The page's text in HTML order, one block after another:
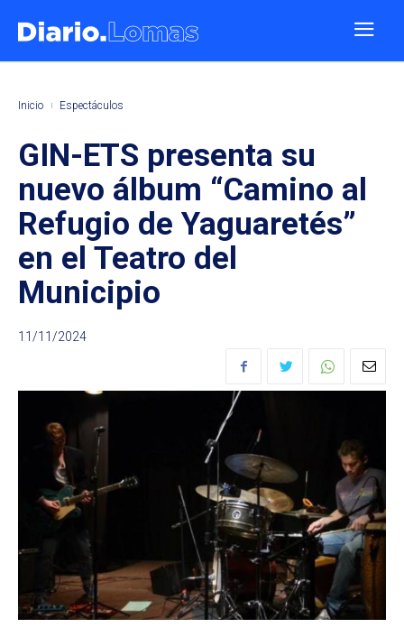
Inicio Espectáculos
GIN-ETS presenta su
nuevo álbum “Camino al
Refugio de Yaguaretés”
en el Teatro del
Municipio
11/11/2024